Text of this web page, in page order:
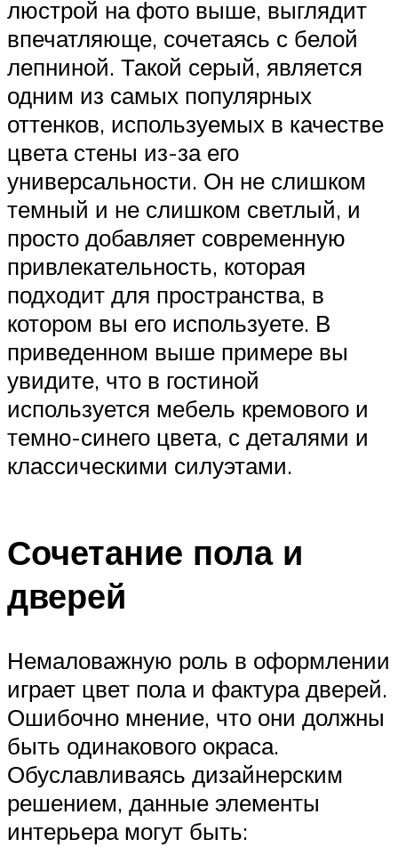
люстрой на фото выше, выглядит
впечатляюще, сочетаясь с белой
лепниной. Такой серый, является
одним из самых популярных
оттенков, используемых в качестве
цвета стены из-за его
универсальности. Он не слишком
темный и не слишком светлый, и
просто добавляет современную
привлекательность, которая
подходит для пространства, в
котором вы его используете. В
приведенном выше примере вы
увидите, что в гостиной
используется мебель кремового и
темно-синего цвета, с деталями и
классическими силуэтами.
Сочетание пола и
дверей
Немаловажную роль в оформлении
играет цвет пола и фактура дверей.
Ошибочно мнение, что они должны
быть одинакового окраса.
Обуславливаясь дизайнерским
решением, данные элементы
интерьера могут быть: